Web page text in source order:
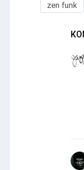
zen funk